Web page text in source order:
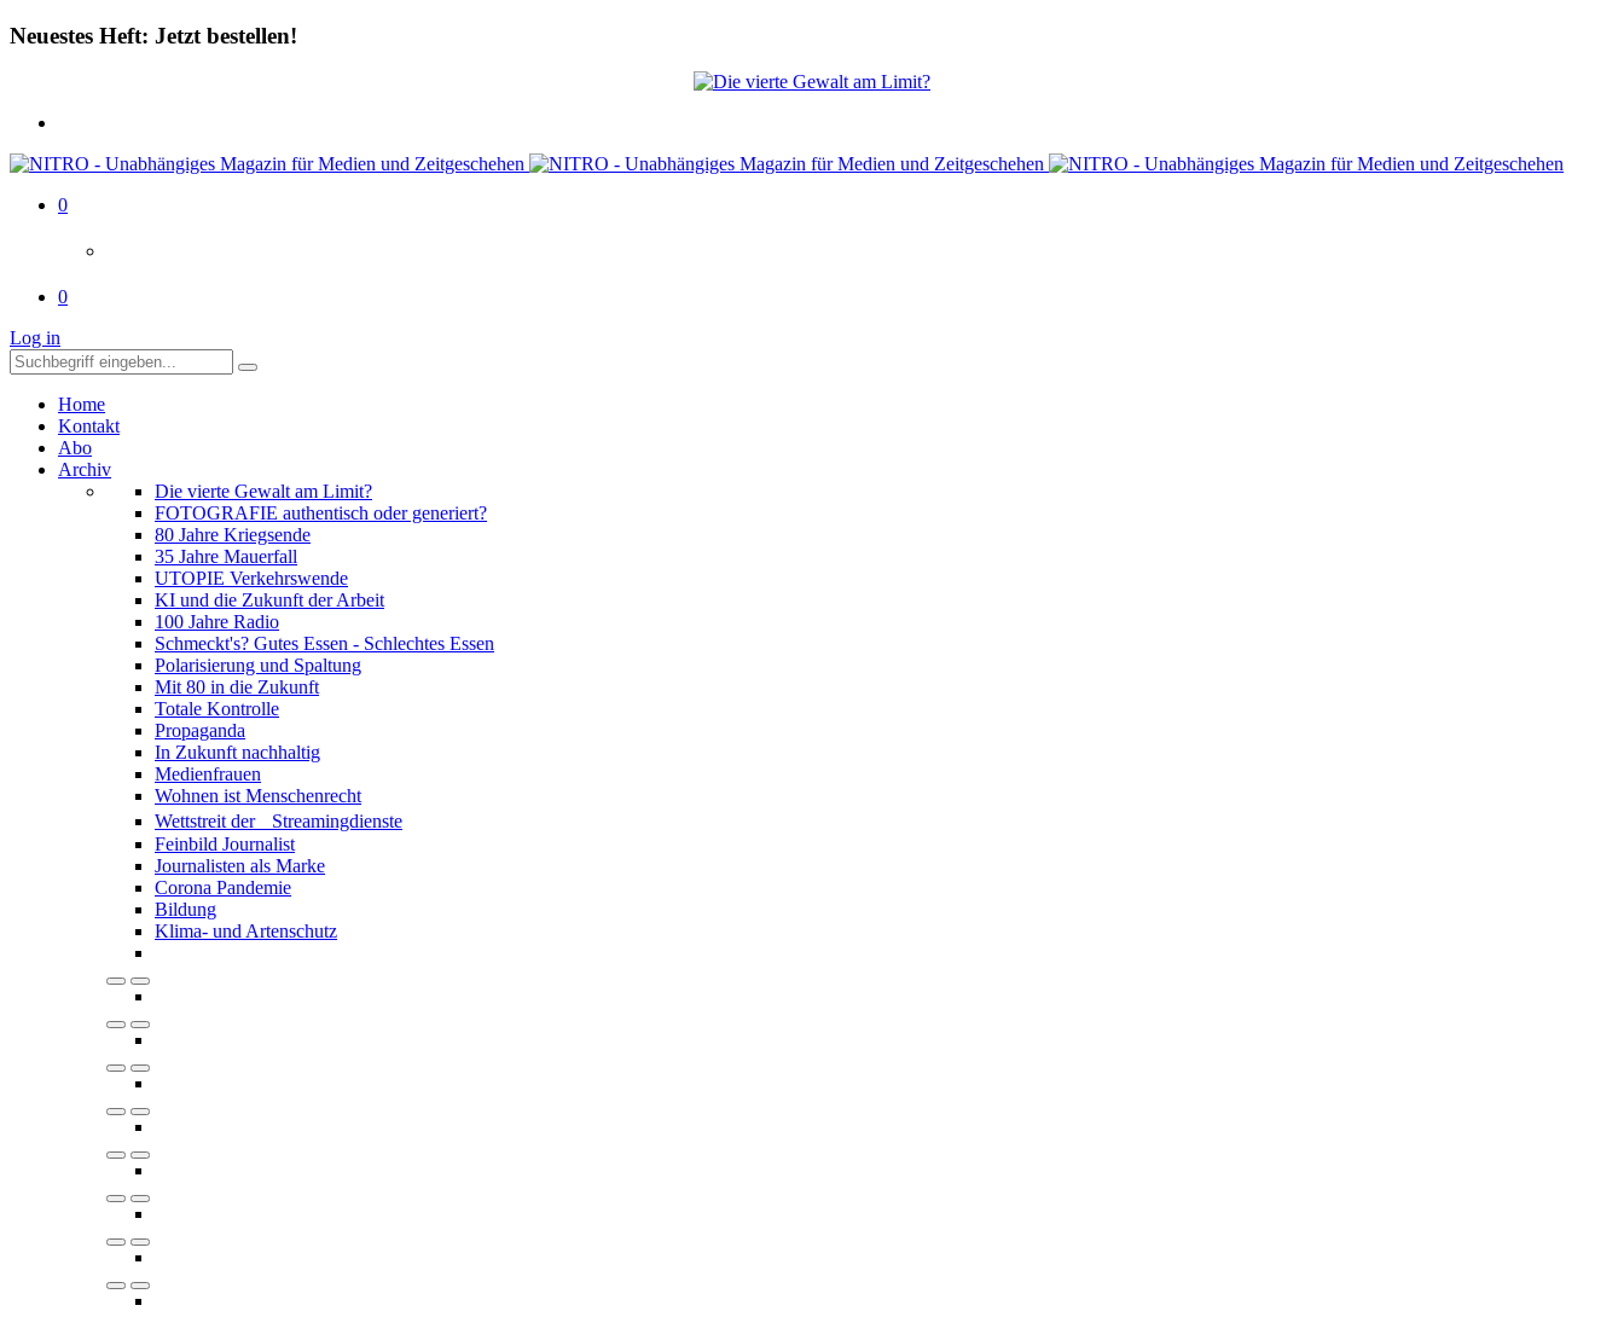
Neuestes Heft: Jetzt bestellen!
0
0
Log in
Home
Kontakt
Abo
Archiv
Die vierte Gewalt am Limit?
FOTOGRAFIE authentisch oder generiert?
80 Jahre Kriegsende
35 Jahre Mauerfall
UTOPIE Verkehrswende
KI und die Zukunft der Arbeit
100 Jahre Radio
Schmeckt's? Gutes Essen - Schlechtes Essen
Polarisierung und Spaltung
Mit 80 in die Zukunft
Totale Kontrolle
Propaganda
In Zukunft nachhaltig
Medienfrauen
Wohnen ist Menschenrecht
Wettstreit der Streamingdienste
Feinbild Journalist
Journalisten als Marke
Corona Pandemie
Bildung
Klima- und Artenschutz